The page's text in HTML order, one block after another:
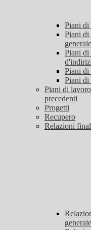
Piani
Piani di
generale
Piani di
Piani di
Piani di
Piani di
precedenti
Progetti
Recupero
Relazioni